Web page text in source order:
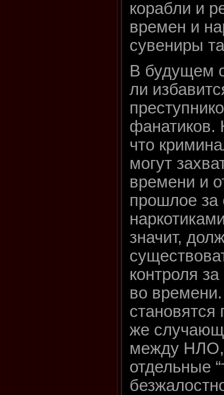
корабли и
времен и
сувениры
В будущем
ли
фанатиков.
что
могут
времени и
прошлое
значит,
контроля
во
же
между НЛО,
отдельные